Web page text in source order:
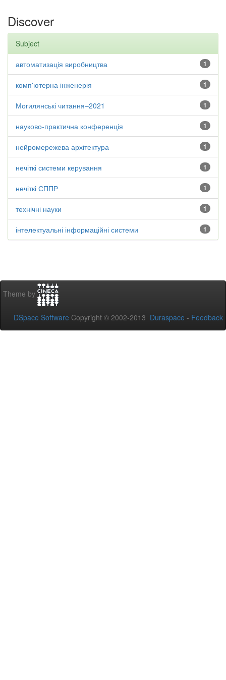
Discover
Subject
1
автоматизація виробництва
1
комп'ютерна інженерія
1
Могилянські читання–2021
1
науково-практична конференція
1
нейромережева архітектура
1
нечіткі системи керування
1
нечіткі СППР
1
технічні науки
1
інтелектуальні інформаційні системи
Theme by
DSpace Software Copyright © 2002-2013 Duraspace - Feedback